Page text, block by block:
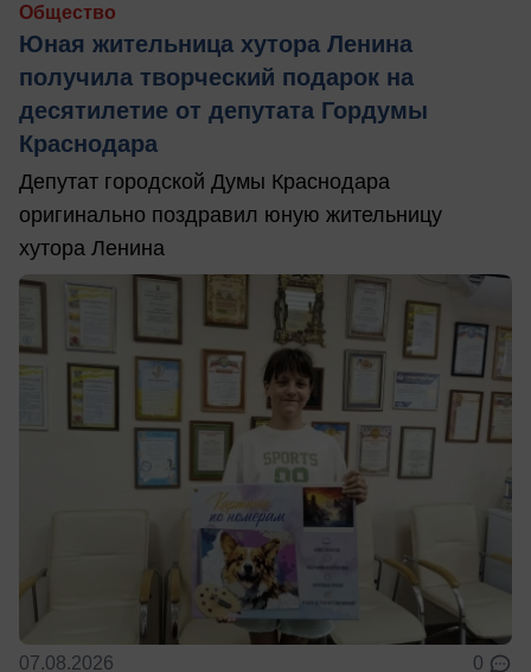
Общество
Юная жительница хутора Ленина
получила творческий подарок на
десятилетие от депутата Гордумы
Краснодара
Депутат городской Думы Краснодара
оригинально поздравил юную жительницу
хутора Ленина
07.08.2026 0